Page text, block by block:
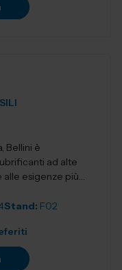
Bellini è
ad alte
alle esigenze più
Stand: F02